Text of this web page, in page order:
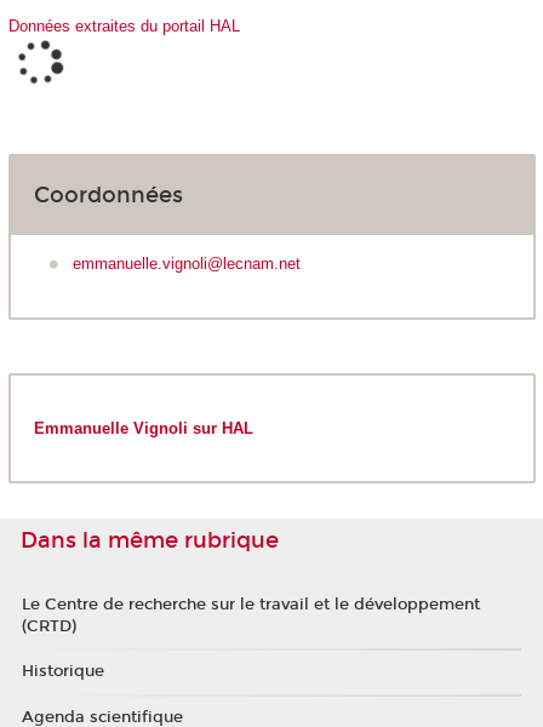
Données extraites du portail HAL
Coordonnées
emmanuelle.vignoli@lecnam.net
Emmanuelle Vignoli sur HAL
Dans la même rubrique
Le Centre de recherche sur le travail et le développement
(CRTD)
Historique
Agenda scientifique